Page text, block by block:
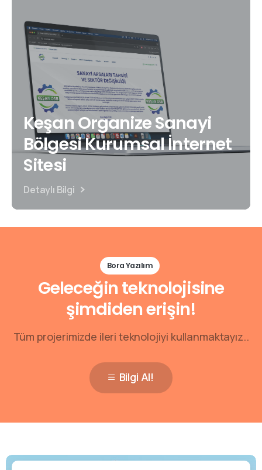
Keşan Organize Sanayi
Bölgesi Kurumsal İnternet
Sitesi
Detaylı Bilgi
Bora Yazılım
Geleceğin teknolojisine
şimdiden erişin!
Tüm projerimizde ileri teknolojiyi kullanmaktayız..
Bilgi Al!